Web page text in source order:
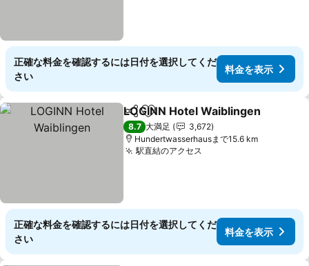
正確な料金を確認するには日付を選択してくだ
さい
料金を表示
シェアお気に入りに追加
LOGINN Hotel Waiblingen
8.7 大満足
3,672
Hundertwasserhausまで15.6 km
駅直結のアクセス
正確な料金を確認するには日付を選択してくだ
さい
料金を表示